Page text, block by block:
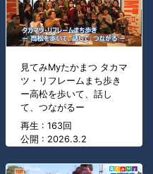
見てみMyたかまつ タカマ
ツ・リフレームまち歩き
ー高松を歩いて、話し
て、つながるー
再生 : 163回
公開 : 2026.3.2